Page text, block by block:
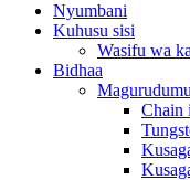
Nyumbani
Kuhusu sisi
Wasifu wa
Bidhaa
Chain